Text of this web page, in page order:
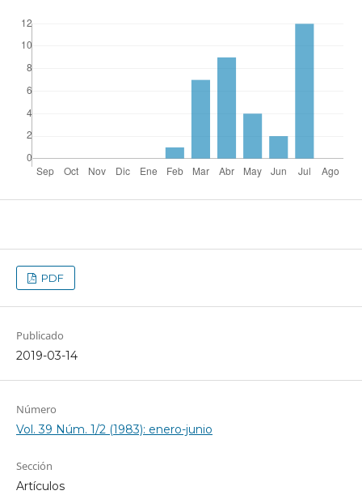
PDF
Publicado
2019-03-14
Número
Vol. 39 Núm. 1/2 (1983): enero-junio
Sección
Artículos